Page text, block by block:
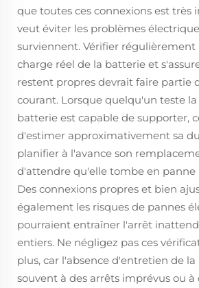
que toutes ces connexions est très
veut éviter les problèmes
surviennent. Vérifier régulièrement
charge réel de la batterie et
restent propres devrait faire partie
courant. Lorsque quelqu'un teste
batterie est capable de supporter,
d'estimer approximativement sa
planifier à l'avance son
d'attendre qu'elle tombe en
Des connexions propres et bien
également les risques de pannes
pourraient entraîner l'arrêt
entiers. Ne négligez pas ces
plus, car l'absence d'entretien de
souvent à des arrêts imprévus ou